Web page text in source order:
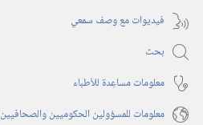
فيديوات مع وصف سمعي
بحث
معلومات مساعِدة للأطباء
معلومات للمسؤولين الحكوميين والصحافيين